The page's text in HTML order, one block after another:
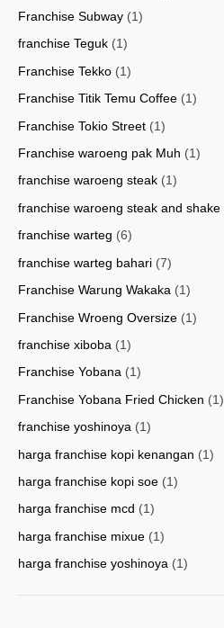
Franchise Subway (1)
franchise Teguk (1)
Franchise Tekko (1)
Franchise Titik Temu Coffee (1)
Franchise Tokio Street (1)
Franchise waroeng pak Muh (1)
franchise waroeng steak (1)
franchise waroeng steak and shake
franchise warteg (6)
franchise warteg bahari (7)
Franchise Warung Wakaka (1)
Franchise Wroeng Oversize (1)
franchise xiboba (1)
Franchise Yobana (1)
Franchise Yobana Fried Chicken (1)
franchise yoshinoya (1)
harga franchise kopi kenangan (1)
harga franchise kopi soe (1)
harga franchise mcd (1)
harga franchise mixue (1)
harga franchise yoshinoya (1)